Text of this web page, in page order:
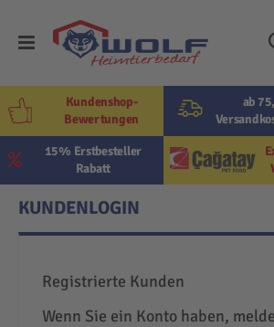
ab
15% Erstbesteller
Rabatt
Kundenshop-
Bewertungen
KUNDENLOGIN
Registrierte Kunden
Wenn Sie ein Konto haben,